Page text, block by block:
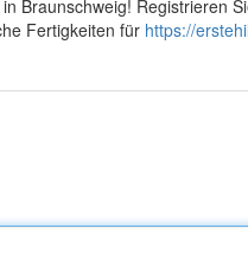
Braunschweig! Registrieren
Fertigkeiten für https://